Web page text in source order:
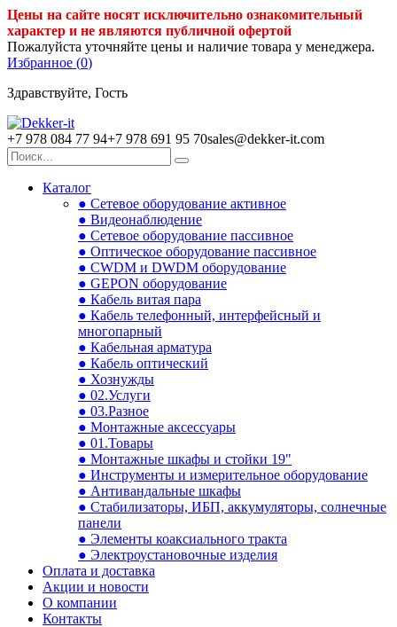
Цены на сайте носят исключительно ознакомительный
характер и не являются публичной офертой
Пожалуйста уточняйте цены и наличие товара у менеджера.
Избранное (0)
Здравствуйте, Гость
+7 978 084 77 94+7 978 691 95 70sales@dekker-it.com
Каталог
● Сетевое оборудование активное
● Видеонаблюдение
● Сетевое оборудование пассивное
● Оптическое оборудование пассивное
● CWDM и DWDM оборудование
● GEPON оборудование
● Кабель витая пара
● Кабель телефонный, интерфейсный и
многопарный
● Кабельная арматура
● Кабель оптический
● Хознужды
● 02.Услуги
● 03.Разное
● Монтажные аксессуары
● 01.Товары
● Монтажные шкафы и стойки 19"
● Инструменты и измерительное оборудование
● Антивандальные шкафы
● Стабилизаторы, ИБП, аккумуляторы, солнечные
панели
● Элементы коаксиального тракта
● Электроустановочные изделия
Оплата и доставка
Акции и новости
О компании
Контакты